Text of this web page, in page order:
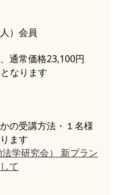
）会員
通常価格23,100円
なります
の受講方法・１名様
ます
学研究会） 新プラン
て